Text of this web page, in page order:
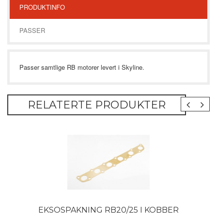
PRODUKTINFO
PASSER
Passer samtlige RB motorer levert i Skyline.
RELATERTE PRODUKTER
EKSOSPAKNING RB20/25 I KOBBER